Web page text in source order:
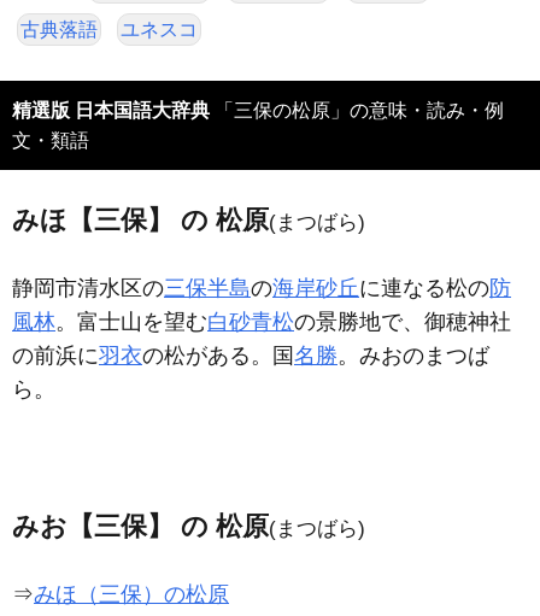
古典落語 ユネスコ
精選版 日本国語大辞典
文・類語
みほ【三保】 の 松原(まつばら)
静岡市清水区の三保半島の海岸砂丘に連なる松の防
風林。富士山を望む白砂青松の景勝地で、御穂神社
の前浜に羽衣の松がある。国名勝。みおのまつば
ら。
みお【三保】 の 松原(まつばら)
⇒みほ（三保）の松原